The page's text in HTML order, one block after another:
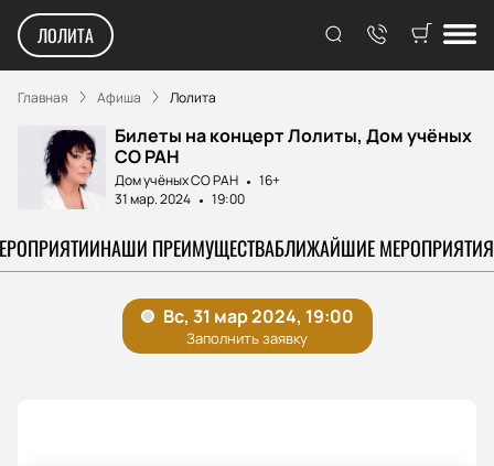
ЛОЛИТА
Главная Афиша Лолита
Билеты на концерт Лолиты, Дом учёных
СО РАН
Дом учёных СО РАН
16+
31 мар. 2024
19:00
НАШИ ПРЕИМУЩЕСТВАБЛИЖАЙШИЕ МЕРОПРИЯТИЯ